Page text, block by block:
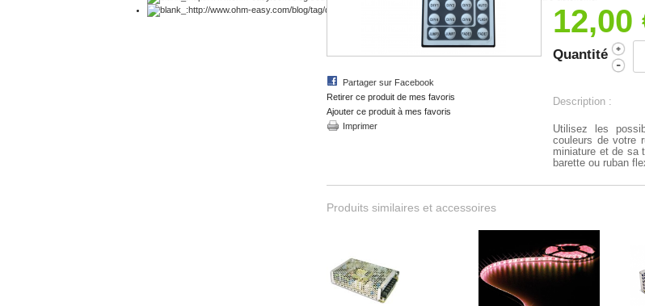
Partager sur Facebook
Retirer ce produit de mes favoris
Ajouter ce produit à mes favoris
Imprimer
12,00
Quantité
Description :
Utilisez les
couleurs de votre
miniature et de sa
barette ou ruban
Produits similaires et accessoires